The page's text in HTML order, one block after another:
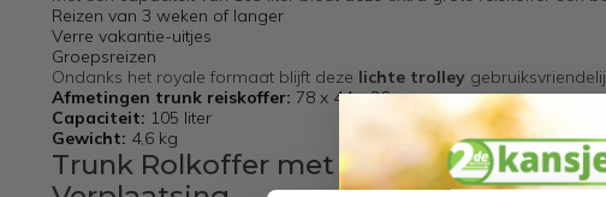
Reizen van 3 weken of langer
Verre vakantie-uitjes
Groepsreizen
Ondanks het royale formaat blijft deze lichte trolley
Afmetingen trunk reiskoffer: 78 x 44 x 36 cm
Capaciteit: 105 liter
Gewicht: 4,6 kg
Trunk Rolkoffer met Spinner Wielen –